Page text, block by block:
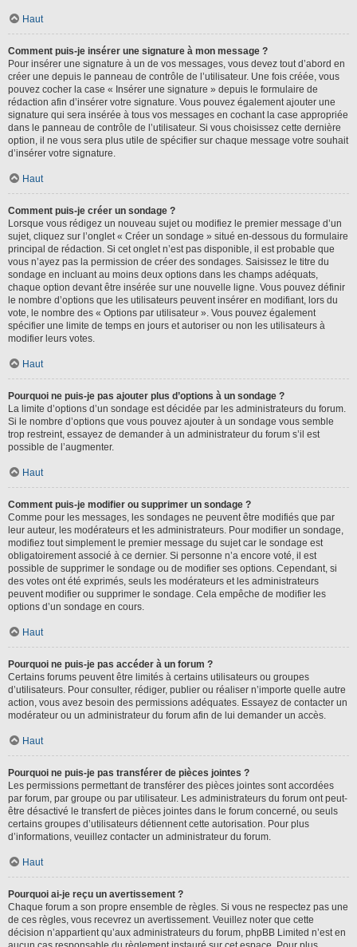
Haut
Comment puis-je insérer une signature à mon message ?
Pour insérer une signature à un de vos messages, vous devez tout d’abord en
créer une depuis le panneau de contrôle de l’utilisateur. Une fois créée, vous
pouvez cocher la case « Insérer une signature » depuis le formulaire de
rédaction afin d’insérer votre signature. Vous pouvez également ajouter une
signature qui sera insérée à tous vos messages en cochant la case appropriée
dans le panneau de contrôle de l’utilisateur. Si vous choisissez cette dernière
option, il ne vous sera plus utile de spécifier sur chaque message votre souhait
d’insérer votre signature.
Haut
Comment puis-je créer un sondage ?
Lorsque vous rédigez un nouveau sujet ou modifiez le premier message d’un
sujet, cliquez sur l’onglet « Créer un sondage » situé en-dessous du formulaire
principal de rédaction. Si cet onglet n’est pas disponible, il est probable que
vous n’ayez pas la permission de créer des sondages. Saisissez le titre du
sondage en incluant au moins deux options dans les champs adéquats,
chaque option devant être insérée sur une nouvelle ligne. Vous pouvez définir
le nombre d’options que les utilisateurs peuvent insérer en modifiant, lors du
vote, le nombre des « Options par utilisateur ». Vous pouvez également
spécifier une limite de temps en jours et autoriser ou non les utilisateurs à
modifier leurs votes.
Haut
Pourquoi ne puis-je pas ajouter plus d’options à un sondage ?
La limite d’options d’un sondage est décidée par les administrateurs du forum.
Si le nombre d’options que vous pouvez ajouter à un sondage vous semble
trop restreint, essayez de demander à un administrateur du forum s’il est
possible de l’augmenter.
Haut
Comment puis-je modifier ou supprimer un sondage ?
Comme pour les messages, les sondages ne peuvent être modifiés que par
leur auteur, les modérateurs et les administrateurs. Pour modifier un sondage,
modifiez tout simplement le premier message du sujet car le sondage est
obligatoirement associé à ce dernier. Si personne n’a encore voté, il est
possible de supprimer le sondage ou de modifier ses options. Cependant, si
des votes ont été exprimés, seuls les modérateurs et les administrateurs
peuvent modifier ou supprimer le sondage. Cela empêche de modifier les
options d’un sondage en cours.
Haut
Pourquoi ne puis-je pas accéder à un forum ?
Certains forums peuvent être limités à certains utilisateurs ou groupes
d’utilisateurs. Pour consulter, rédiger, publier ou réaliser n’importe quelle autre
action, vous avez besoin des permissions adéquates. Essayez de contacter un
modérateur ou un administrateur du forum afin de lui demander un accès.
Haut
Pourquoi ne puis-je pas transférer de pièces jointes ?
Les permissions permettant de transférer des pièces jointes sont accordées
par forum, par groupe ou par utilisateur. Les administrateurs du forum ont peut-
être désactivé le transfert de pièces jointes dans le forum concerné, ou seuls
certains groupes d’utilisateurs détiennent cette autorisation. Pour plus
d’informations, veuillez contacter un administrateur du forum.
Haut
Pourquoi ai-je reçu un avertissement ?
Chaque forum a son propre ensemble de règles. Si vous ne respectez pas une
de ces règles, vous recevrez un avertissement. Veuillez noter que cette
décision n’appartient qu’aux administrateurs du forum, phpBB Limited n’est en